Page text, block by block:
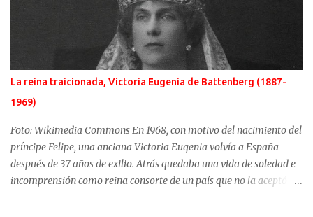
sultán y dirigir en la sombra, y de manera excepcional, los destinos
del turco. Ambas mujeres serían retratadas por el gran artista del
momento, Tiziano. Difusos orígenes de la sultana Roxelana es
conocida con muchos y distintos nombres. Hürrem para los
otomanos, podría tener como nombre de nacimiento, Anastazja
Lisowska. Karima o Ruziak son otros de los nombres por los que se
conoce esta mujer de la que se supone que nació alrededor de 1505
en algún lugar de Ucrania. Hacia 1520, Roxelana fu...
La reina traicionada, Victoria Eugenia de Battenberg (1887-
1969)
Foto: Wikimedia Commons En 1968, con motivo del nacimiento del
príncipe Felipe, una anciana Victoria Eugenia volvía a España
después de 37 años de exilio. Atrás quedaba una vida de soledad e
incomprensión como reina consorte de un país que no la aceptó y